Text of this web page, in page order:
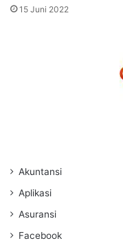
15 Juni 2022
Akuntansi
Aplikasi
Asuransi
Facebook